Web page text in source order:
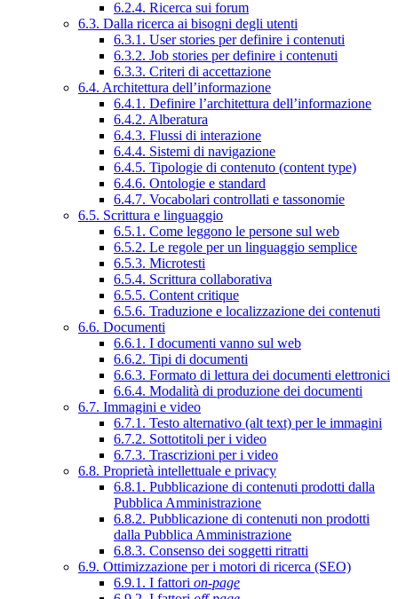
6.2.4. Ricerca sui forum
6.3. Dalla ricerca ai bisogni degli utenti
6.3.1. User stories per definire i contenuti
6.3.2. Job stories per definire i contenuti
6.3.3. Criteri di accettazione
6.4. Architettura dell’informazione
6.4.1. Definire l’architettura dell’informazione
6.4.2. Alberatura
6.4.3. Flussi di interazione
6.4.4. Sistemi di navigazione
6.4.5. Tipologie di contenuto (content type)
6.4.6. Ontologie e standard
6.4.7. Vocabolari controllati e tassonomie
6.5. Scrittura e linguaggio
6.5.1. Come leggono le persone sul web
6.5.2. Le regole per un linguaggio semplice
6.5.3. Microtesti
6.5.4. Scrittura collaborativa
6.5.5. Content critique
6.5.6. Traduzione e localizzazione dei contenuti
6.6. Documenti
6.6.1. I documenti vanno sul web
6.6.2. Tipi di documenti
6.6.3. Formato di lettura dei documenti elettronici
6.6.4. Modalità di produzione dei documenti
6.7. Immagini e video
6.7.1. Testo alternativo (alt text) per le immagini
6.7.2. Sottotitoli per i video
6.7.3. Trascrizioni per i video
6.8. Proprietà intellettuale e privacy
6.8.1. Pubblicazione di contenuti prodotti dalla
Pubblica Amministrazione
6.8.2. Pubblicazione di contenuti non prodotti
dalla Pubblica Amministrazione
6.8.3. Consenso dei soggetti ritratti
6.9. Ottimizzazione per i motori di ricerca (SEO)
6.9.1. I fattori on-page